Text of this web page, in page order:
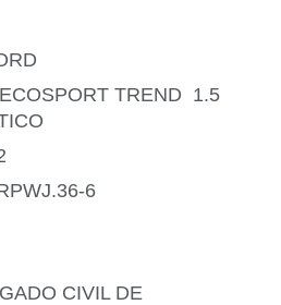
TREND 1.5
6
CIVIL DE